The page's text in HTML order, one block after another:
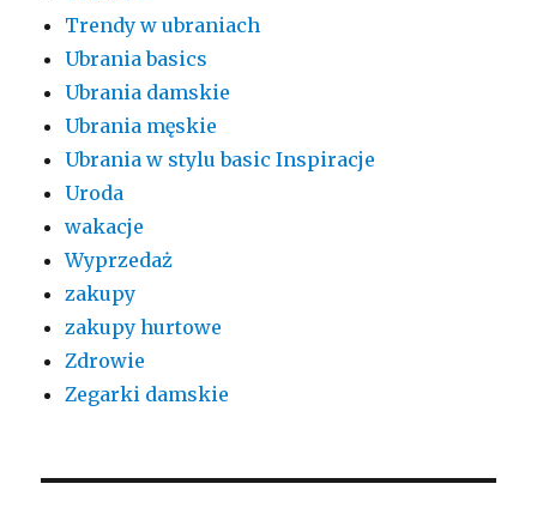
Trendy w ubraniach
Ubrania basics
Ubrania damskie
Ubrania męskie
Ubrania w stylu basic Inspiracje
Uroda
wakacje
Wyprzedaż
zakupy
zakupy hurtowe
Zdrowie
Zegarki damskie